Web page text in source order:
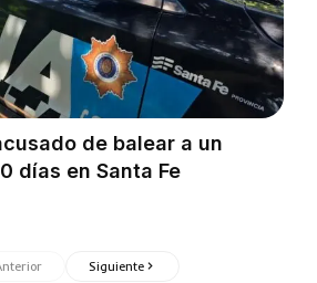
de balear a un
días en Santa Fe
Siguiente